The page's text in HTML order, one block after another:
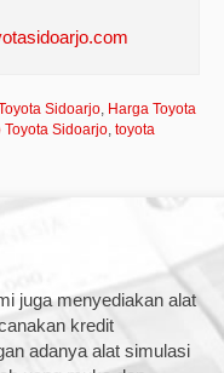
Sidoarjo, Harga Toyota
Toyota Sidoarjo, toyota
juga menyediakan alat
kredit
adanya alat simulasi